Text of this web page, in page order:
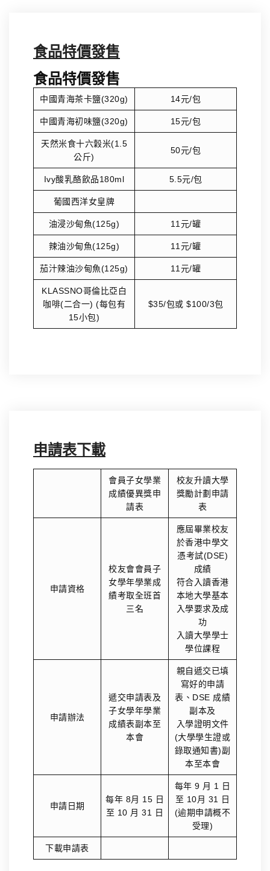
食品特價發售
食品特價發售
中國青海茶卡鹽(320g) 14元/包
中國青海初味鹽(320g) 15元/包
天然米食十六穀米(1.5
公斤)
50元/包
Ivy酸乳酪飲品180ml 5.5元/包
葡國西洋女皇牌
油浸沙甸魚(125g) 11元/罐
辣油沙甸魚(125g) 11元/罐
茄汁辣油沙甸魚(125g) 11元/罐
KLASSNO哥倫比亞白
咖啡(二合一) (每包有
15小包)
$35/包或 $100/3包
申請表下載
會員子女學業
成績優異獎申
請表
校友升讀大學
獎勵計劃申請
表
申請資格
校友會會員子
女學年學業成
績考取全班首
三名
應屆畢業校友
於香港中學文
憑考試(DSE)
成績
符合入讀香港
本地大學基本
入學要求及成
功
入讀大學學士
學位課程
申請辦法
遞交申請表及
子女學年學業
成績表副本至
本會
親自遞交已填
寫好的申請
表、DSE 成績
副本及
入學證明文件
(大學學生證或
錄取通知書)副
本至本會
申請日期
每年 8月 15 日
至 10 月 31 日
每年 9 月 1 日
至 10月 31 日
(逾期申請概不
受理)
下載申請表